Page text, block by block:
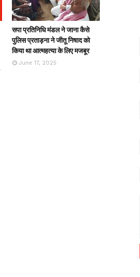
सपा प्रतिनिधि मंडल ने जाना कैसे
पुलिस प्रताड़ना ने जीतू निषाद को
किया था आत्महत्या के लिए मजबूर
June 17, 2025